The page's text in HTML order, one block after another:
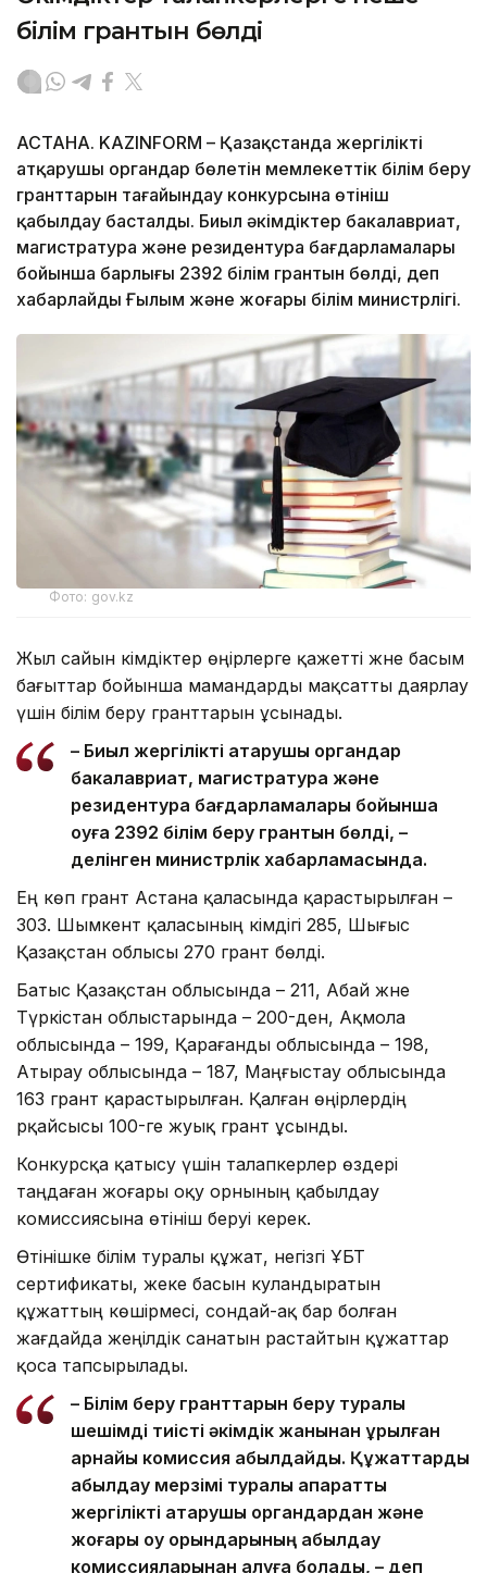
білім грантын бөлді
АСТАНА. KAZINFORM – Қазақстанда жергілікті
атқарушы органдар бөлетін мемлекеттік білім беру
гранттарын тағайындау конкурсына өтініш
қабылдау басталды. Биыл әкімдіктер бакалавриат,
магистратура және резидентура бағдарламалары
бойынша барлығы 2392 білім грантын бөлді, деп
хабарлайды Ғылым және жоғары білім министрлігі.
Фото: gov.kz
Жыл сайын әкімдіктер өңірлерге қажетті және басым
бағыттар бойынша мамандарды мақсатты даярлау
үшін білім беру гранттарын ұсынады.
– Биыл жергілікті атқарушы органдар
бакалавриат, магистратура және
резидентура бағдарламалары бойынша
оқуға 2392 білім беру грантын бөлді, –
делінген министрлік хабарламасында.
Ең көп грант Астана қаласында қарастырылған –
303. Шымкент қаласының әкімдігі 285, Шығыс
Қазақстан облысы 270 грант бөлді.
Батыс Қазақстан облысында – 211, Абай және
Түркістан облыстарында – 200-ден, Ақмола
облысында – 199, Қарағанды облысында – 198,
Атырау облысында – 187, Маңғыстау облысында
163 грант қарастырылған. Қалған өңірлердің
әрқайсысы 100-ге жуық грант ұсынды.
Конкурсқа қатысу үшін талапкерлер өздері
таңдаған жоғары оқу орнының қабылдау
комиссиясына өтініш беруі керек.
Өтінішке білім туралы құжат, негізгі ҰБТ
сертификаты, жеке басын куәландыратын
құжаттың көшірмесі, сондай-ақ бар болған
жағдайда жеңілдік санатын растайтын құжаттар
қоса тапсырылады.
– Білім беру гранттарын беру туралы
шешімді тиісті әкімдік жанынан құрылған
арнайы комиссия қабылдайды. Құжаттарды
қабылдау мерзімі туралы ақпаратты
жергілікті атқарушы органдардан және
жоғары оқу орындарының қабылдау
комиссияларынан алуға болады, – деп